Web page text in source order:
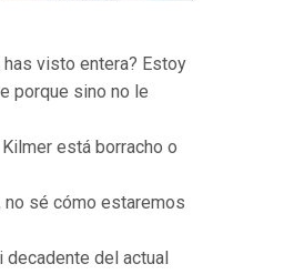
has visto entera? Estoy
porque sino no le
está borracho o
no sé cómo estaremos
del actual